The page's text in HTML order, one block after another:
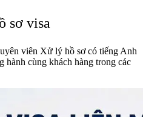
sơ visa
viên Xử lý hồ sơ có tiếng Anh
hành cùng khách hàng trong các